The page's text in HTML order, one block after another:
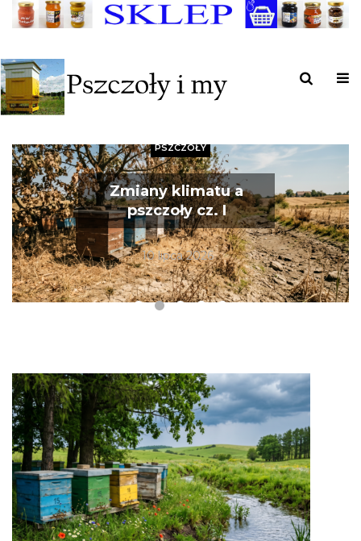
Jak wiele pracy pszczół
kryje się w słoiku 1 kg
miodu?
23 czerwca 2026